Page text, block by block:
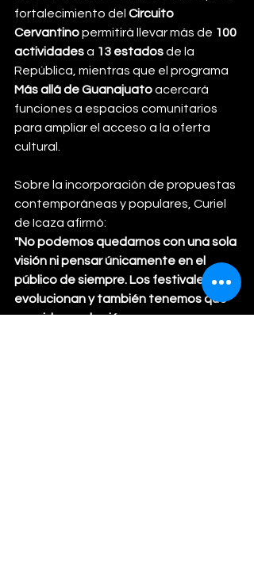
fortalecimiento del Circuito
Cervantino permitirá llevar más de 100
actividades a 13 estados de la
República, mientras que el programa
Más allá de Guanajuato acercará
funciones a espacios comunitarios
para ampliar el acceso a la oferta
cultural.
Sobre la incorporación de propuestas
contemporáneas y populares, Curiel
de Icaza afirmó:
"No podemos quedarnos con una sola
visión ni pensar únicamente en el
público de siempre. Los festivales
evolucionan y también tenemos que
considerar a los jóvenes, que no